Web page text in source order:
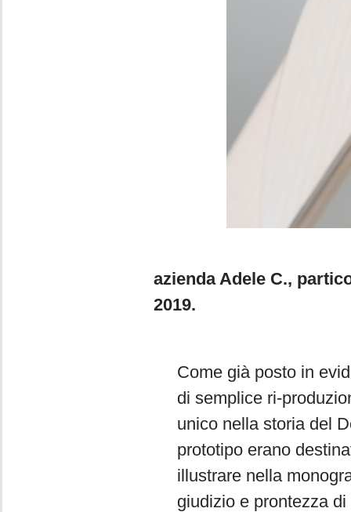
azienda Adele C.,
2019.
Come già posto in
di semplice ri-
unico nella storia del
prototipo erano
illustrare nella
giudizio e prontezza